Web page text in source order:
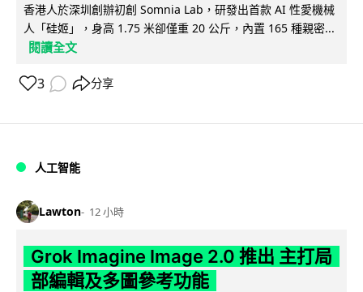
香港人於深圳創辦初創 Somnia Lab，研發出首款 AI 性愛機械
人「硅姬」，身高 1.75 米卻僅重 20 公斤，內置 165 種親密...
閱讀全文
3 分享
人工智能
Lawton 12 小時
Grok Imagine Image 2.0 推出 主打局
部編輯及多圖參考功能